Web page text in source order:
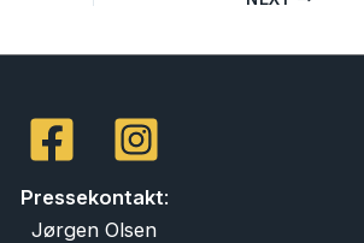
Pressekontakt:
Jørgen Olsen